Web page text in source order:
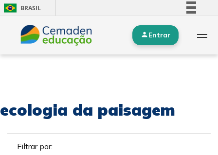
BRASIL
Simplifique!
Comunica BR
Entrar
ecologia da paisagem
Filtrar por: